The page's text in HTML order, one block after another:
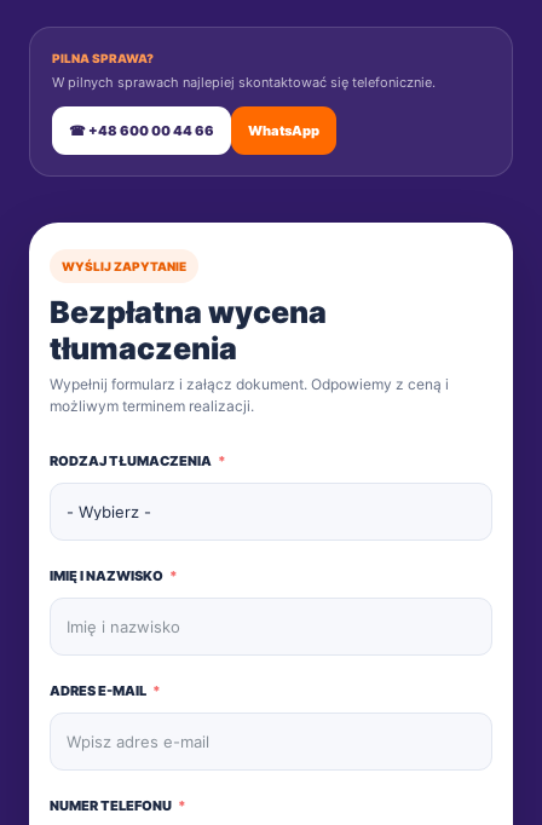
PILNA SPRAWA?
W pilnych sprawach najlepiej skontaktować się telefonicznie.
☎ +48 600 00 44 66 WhatsApp
WYŚLIJ ZAPYTANIE
Bezpłatna wycena
tłumaczenia
Wypełnij formularz i załącz dokument. Odpowiemy z ceną i
możliwym terminem realizacji.
RODZAJ TŁUMACZENIA
IMIĘ I NAZWISKO
ADRES E-MAIL
NUMER TELEFONU